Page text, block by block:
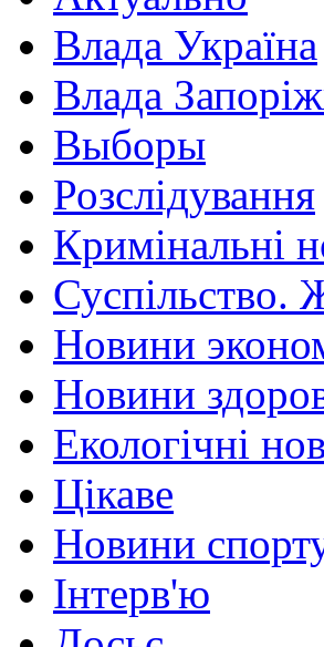
Влада Україна
Влада
Выборы
Розслідування
Кримінальні
Суспільство.
Новини
Новини
Екологічні
Цікаве
Новини
Інтерв'ю